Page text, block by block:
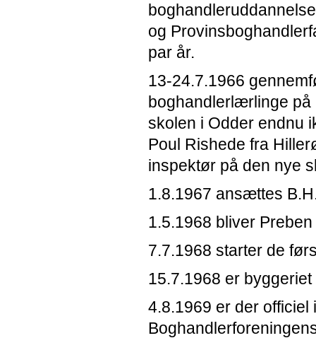
og
par år.
13-24.7.1966
boghandlerlærlinge på
skolen i Odder endnu
Poul Rishede fra
inspektør på den nye
1.8.1967 ansættes
1.5.1968 bliver
7.7.1968 starter de
15.7.1968 er
4.8.1969 er der